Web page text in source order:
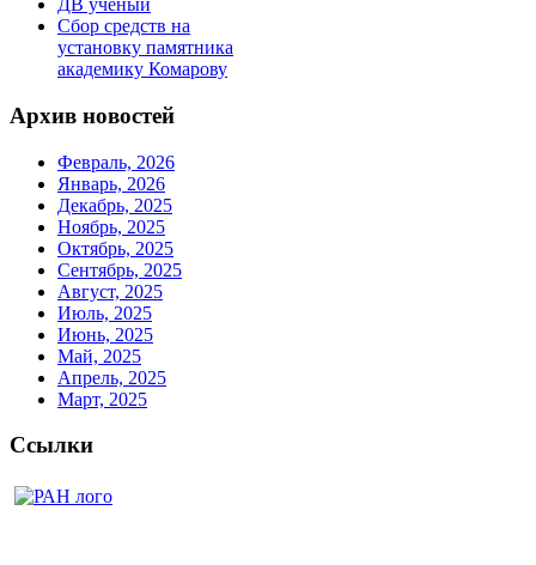
ДВ ученый
Сбор средств на
установку памятника
академику Комарову
Архив новостей
Февраль, 2026
Январь, 2026
Декабрь, 2025
Ноябрь, 2025
Октябрь, 2025
Сентябрь, 2025
Август, 2025
Июль, 2025
Июнь, 2025
Май, 2025
Апрель, 2025
Март, 2025
Ссылки